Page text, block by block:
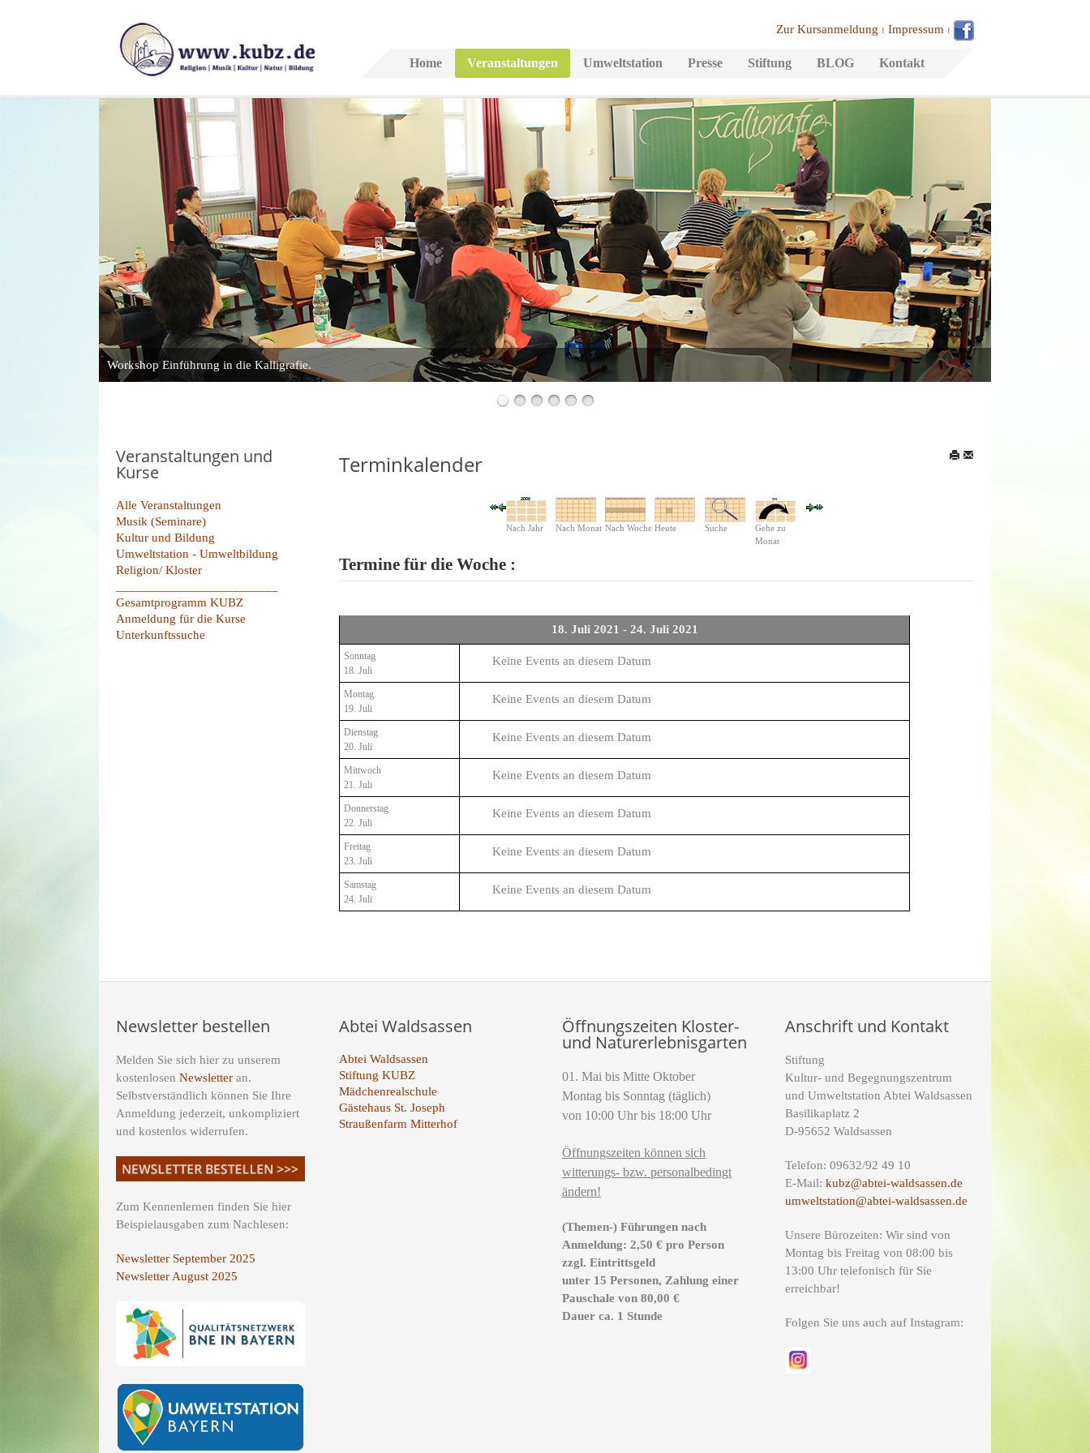
Zur Kursanmeldung ⏐ Impressum ⏐
Home Veranstaltungen Umweltstation Presse Stiftung BLOG Kontakt
Workshop Einführung in die Kalligrafie.
Veranstaltungen und
Kurse
Alle Veranstaltungen
Musik (Seminare)
Kultur und Bildung
Umweltstation - Umweltbildung
Religion/ Kloster
Gesamtprogramm KUBZ
Anmeldung für die Kurse
Unterkunftssuche
Terminkalender
Nach Jahr Nach Monat Nach Woche Heute Suche
Gehe zu
Monat
Termine für die Woche :
18. Juli 2021 - 24. Juli 2021
Sonntag
18. Juli
Keine Events an diesem Datum
Montag
19. Juli
Keine Events an diesem Datum
Dienstag
20. Juli
Keine Events an diesem Datum
Mittwoch
21. Juli
Keine Events an diesem Datum
Donnerstag
22. Juli
Keine Events an diesem Datum
Freitag
23. Juli
Keine Events an diesem Datum
Samstag
24. Juli
Keine Events an diesem Datum
Newsletter bestellen
Melden Sie sich hier zu unserem
kostenlosen Newsletter an.
Selbstverständlich können Sie Ihre
Anmeldung jederzeit, unkompliziert
und kostenlos widerrufen.
Zum Kennenlernen finden Sie hier
Beispielausgaben zum Nachlesen:
Newsletter September 2025
Newsletter August 2025
Abtei Waldsassen
Abtei Waldsassen
Stiftung KUBZ
Mädchenrealschule
Gästehaus St. Joseph
Straußenfarm Mitterhof
Öffnungszeiten Kloster-
und Naturerlebnisgarten
01. Mai bis Mitte Oktober
Montag bis Sonntag (täglich)
von 10:00 Uhr bis 18:00 Uhr
Öffnungszeiten können sich
witterungs- bzw. personalbedingt
ändern!
(Themen-) Führungen nach
Anmeldung: 2,50 € pro Person
zzgl. Eintrittsgeld
unter 15 Personen, Zahlung einer
Pauschale von 80,00 €
Dauer ca. 1 Stunde
Anschrift und Kontakt
Stiftung
Kultur- und Begegnungszentrum
und Umweltstation Abtei Waldsassen
Basilikaplatz 2
D-95652 Waldsassen
Telefon: 09632/92 49 10
E-Mail: kubz@abtei-waldsassen.de
umweltstation@abtei-waldsassen.de
Unsere Bürozeiten: Wir sind von
Montag bis Freitag von 08:00 bis
13:00 Uhr telefonisch für Sie
erreichbar!
Folgen Sie uns auch auf Instagram: